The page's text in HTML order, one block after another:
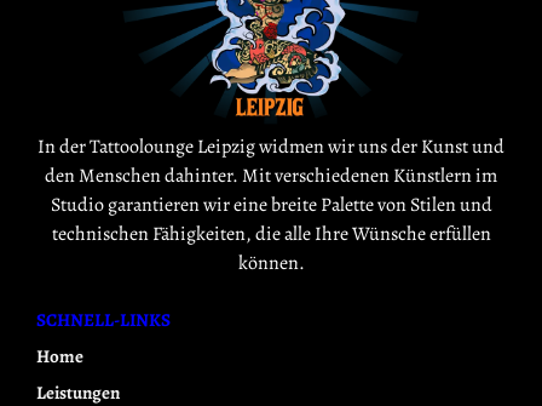
In der Tattoolounge Leipzig widmen wir uns der Kunst und
den Menschen dahinter. Mit verschiedenen Künstlern im
Studio garantieren wir eine breite Palette von Stilen und
technischen Fähigkeiten, die alle Ihre Wünsche erfüllen
können.
SCHNELL-LINKS
Home
Leistungen